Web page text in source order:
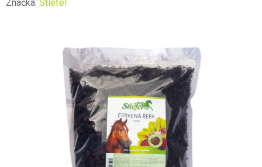
Značka: Stiefel